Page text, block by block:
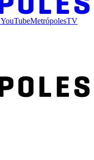
YouTubeMetrópolesTV